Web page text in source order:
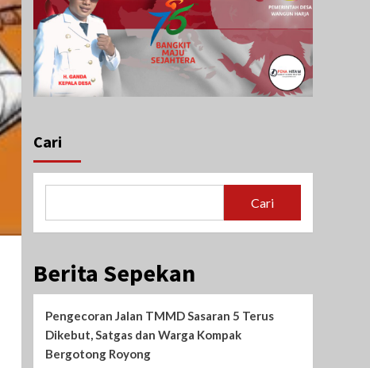
Cari
Cari
Berita Sepekan
Pengecoran Jalan TMMD Sasaran 5 Terus
Dikebut, Satgas dan Warga Kompak
Bergotong Royong